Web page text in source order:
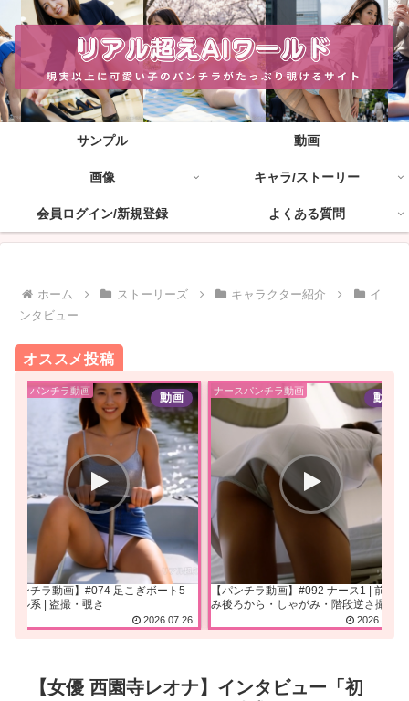
サンプル 動画
画像 キャラ/ストーリー
会員ログイン/新規登録 よくある質問
ホーム ストーリーズ キャラクター紹介
イ
ンタビュー
オススメ投稿
ボートパンチラ動画
パンチラ動画】#074 足こぎボート5
ャル系 | 盗撮・覗き
2026.07.26
ナースパンチラ動画
【パンチラ動画】#092 ナース1 | 前かが
み後ろから・しゃがみ・階段逆さ撮り
2026.02.15
【女優 西園寺レオナ】インタビュー「初